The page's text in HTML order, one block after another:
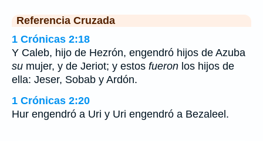
Referencia Cruzada
1 Crónicas 2:18
Y Caleb, hijo de Hezrón, engendró hijos de Azuba
su mujer, y de Jeriot; y estos fueron los hijos de
ella: Jeser, Sobab y Ardón.
1 Crónicas 2:20
Hur engendró a Uri y Uri engendró a Bezaleel.